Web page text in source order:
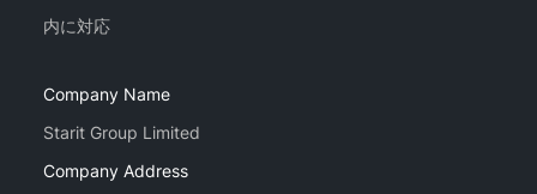
Company Name
Starit Group Limited
Company Address